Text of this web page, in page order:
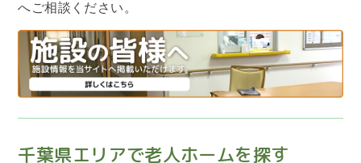
へご相談ください。
千葉県エリアで老人ホームを探す